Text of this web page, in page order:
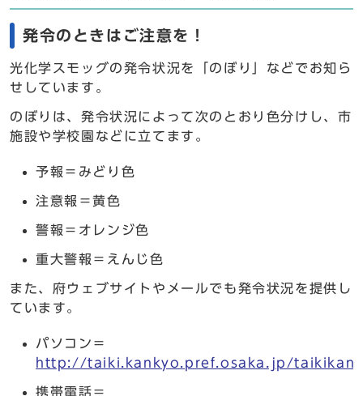
発令のときはご注意を！
光化学スモッグの発令状況を「のぼり」などでお知ら
せしています。
のぼりは、発令状況によって次のとおり色分けし、市
施設や学校園などに立てます。
予報＝みどり色
注意報＝黄色
警報＝オレンジ色
重大警報＝えんじ色
また、府ウェブサイトやメールでも発令状況を提供し
ています。
パソコン＝
http://taiki.kankyo.pref.osaka.jp/
携帯電話＝